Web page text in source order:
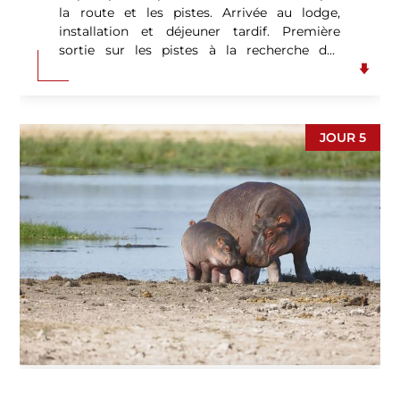
la route et les pistes. Arrivée au lodge,
installation et déjeuner tardif. Première
sortie sur les pistes à la recherche des
s’étend sur 392 km². Le principal attrait de ce
parc est sa situation géographique au pied
du Kilimandjaro, le plus haut sommet
d’Afrique. C’est de ce parc que le
Kilimandjaro vous offrira ses plus beaux
clichés, paysages de savanes grandioses
avec le sommet enneigé en toile de fond.
Grâce à ces nombreux marécages, en saison
sèche, ils attirent des troupeaux d’éléphants
et des hippopotames. C’est également le
terrain de jeu de grands prédateurs
carnivores : lions, guépards, léopards. On y
rencontre bien sur des girafes Masaïs, des
buffles, des gnous et des zèbres, mais aussi
JOUR 5